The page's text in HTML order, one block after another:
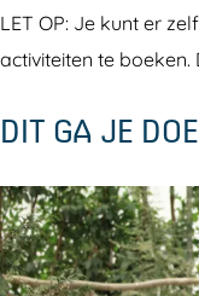
LET OP: Je kunt er
activiteiten te
DIT GA JE